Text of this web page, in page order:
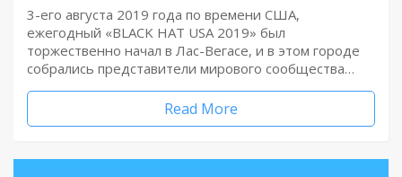
3-его августа 2019 года по времени США,
ежегодный «BLACK HAT USA 2019» был
торжественно начал в Лас-Вегасе, и в этом городе
собрались представители мирового сообщества…
Read More